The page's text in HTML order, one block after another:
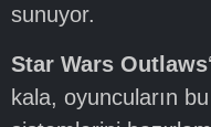
sunuyor.
Star Wars Outlaws
kala, oyuncuların